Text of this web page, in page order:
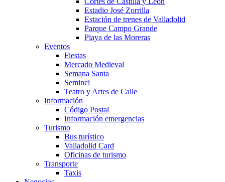
Estadio José Zorrilla
Estación de trenes de Valladolid
Parque Campo Grande
Playa de las Moreras
Eventos
Fiestas
Mercado Medieval
Semana Santa
Seminci
Teatro y Artes de Calle
Información
Código Postal
Información emergencias
Turismo
Bus turístico
Valladolid Card
Oficinas de turismo
Transporte
Taxis